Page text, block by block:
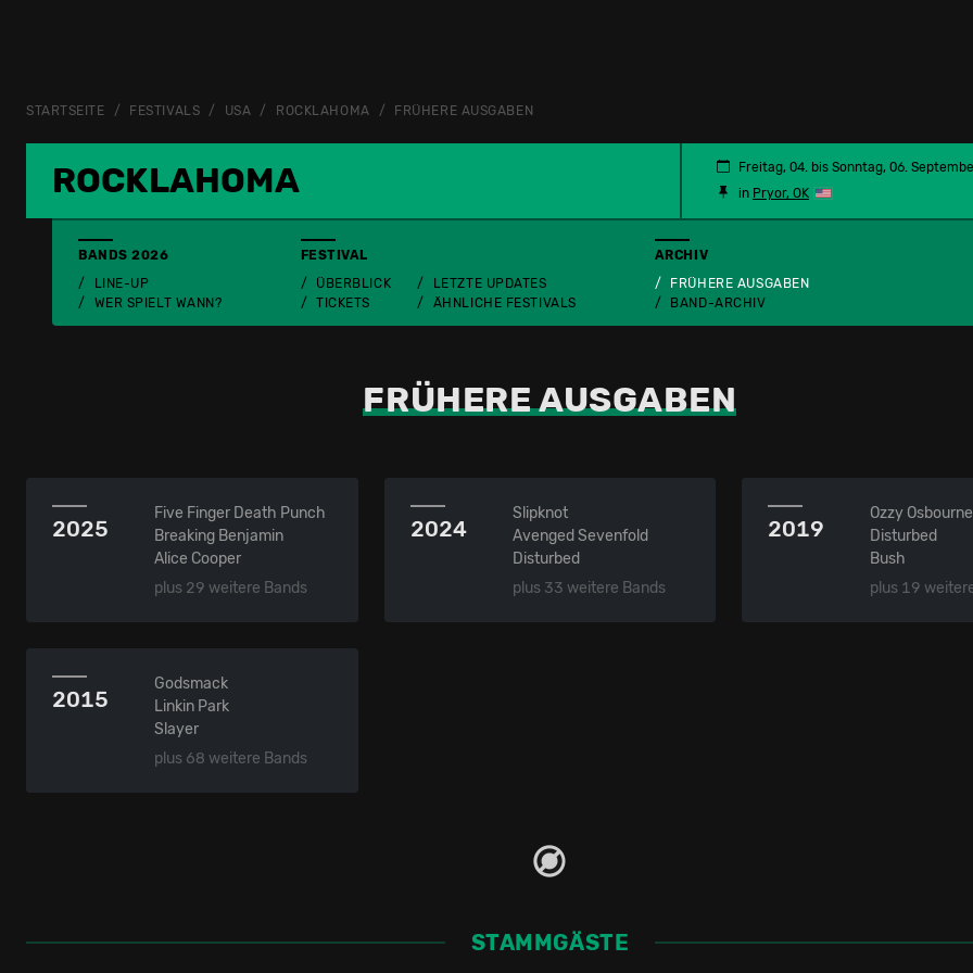
STARTSEITE FESTIVALS USA ROCKLAHOMA FRÜHERE AUSGABEN
ROCKLAHOMA
Freitag, 04. bis Sonntag, 06.
in Pryor, OK
BANDS 2026
LINE-UP
WER SPIELT WANN?
FESTIVAL
ÜBERBLICK
TICKETS
LETZTE UPDATES
ÄHNLICHE FESTIVALS
ARCHIV
FRÜHERE AUSGABEN
BAND-ARCHIV
FRÜHERE AUSGABEN
2025
Five Finger Death Punch
Breaking Benjamin
Alice Cooper
plus 29 weitere Bands
2024
Slipknot
Avenged Sevenfold
Disturbed
plus 33 weitere Bands
2019
Ozzy Osbourne
Disturbed
Bush
plus 19
2015
Godsmack
Linkin Park
Slayer
plus 68 weitere Bands
STAMMGÄSTE